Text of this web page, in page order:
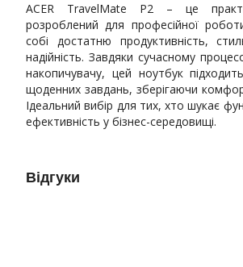
ACER TravelMate P2 – це
розроблений для професійної
собі достатню продуктивність,
надійність. Завдяки сучасному
накопичувачу, цей ноутбук
щоденних завдань, зберігаючи
Ідеальний вибір для тих, хто шукає
ефективність у бізнес-середовищі.
Відгуки